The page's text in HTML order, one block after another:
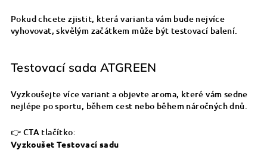
Pokud chcete zjistit, která varianta vám bude nejvíce
vyhovovat, skvělým začátkem může být testovací balení.
Testovací sada ATGREEN
Vyzkoušejte více variant a objevte aroma, které vám sedne
nejlépe po sportu, během cest nebo během náročných dnů.
👉 CTA tlačítko:
Vyzkoušet Testovací sadu